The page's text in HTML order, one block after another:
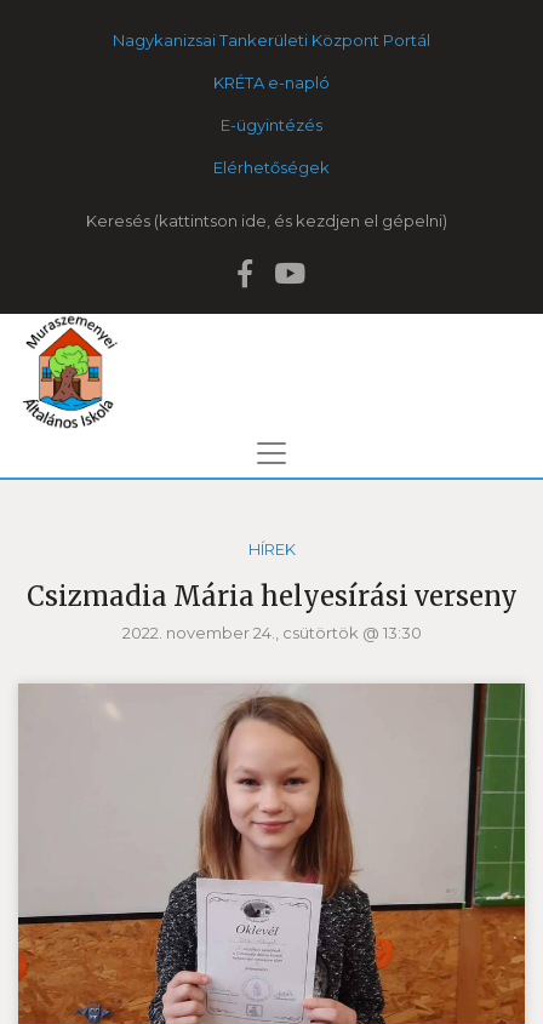
Nagykanizsai Tankerületi Központ Portál
KRÉTA e-napló
E-ügyintézés
Elérhetőségek
Keresés
HÍREK
Csizmadia Mária helyesírási verseny
2022. november 24., csütörtök @ 13:30